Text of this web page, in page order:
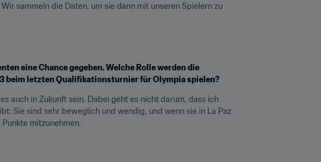
sammeln die Daten, um sie dann mit unseren Spielern zu
eine Chance gegeben. Welche Rolle werden die
beim letzten Qualifikationsturnier für Olympia spielen?
auch in Zukunft sein. Dabei geht es nicht darum, dass ich
Sie sind sehr beweglich und wendig, und wenn sie in La Paz
mitzunehmen.